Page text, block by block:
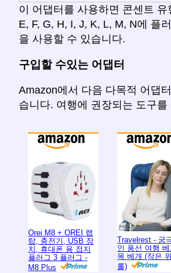
이 어댑터를 사용하면 콘센트 유
E, F, G, H, I, J, K, L, M, N에 플
을 사용할 수 있습니다.
구입할 수있는 어댑터
Amazon에서 다음 다목적 어댑
습니다. 여행에 권장되는 도구를
Orei M8 + OREI 랩
탑, 충전기, USB 장
치, 휴대폰 용 접지
플러그 3 플러그 -
M8 Plus
Travelrest - 궁
인 풍선 여행
목 베개 (작은
롤)